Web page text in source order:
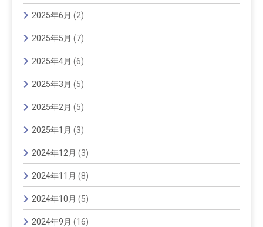
2025年6月 (2)
2025年5月 (7)
2025年4月 (6)
2025年3月 (5)
2025年2月 (5)
2025年1月 (3)
2024年12月 (3)
2024年11月 (8)
2024年10月 (5)
2024年9月 (16)